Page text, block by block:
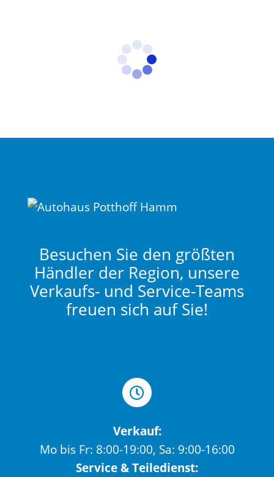
Besuchen Sie den größten
Händler der Region, unsere
Verkaufs- und Service-Teams
freuen sich auf Sie!
Verkauf:
Mo bis Fr: 8:00-19:00, Sa: 9:00-16:00
Service & Teiledienst: